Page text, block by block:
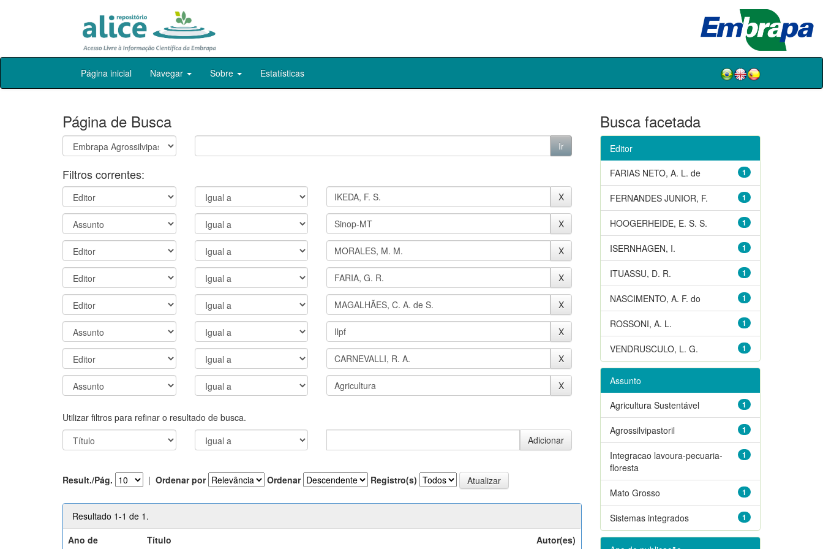
Skip
Página inicial Navegar Sobre Estatísticas
Página de Busca
Filtros correntes:
Utilizar filtros para refinar o resultado de busca.
Result./Pág. | Ordenar por Ordenar Registro(s)
Resultado 1-1 de 1.
Ano de
Título Autor(es)
Busca facetada
Editor
1
FARIAS NETO, A. L. de
1
FERNANDES JUNIOR, F.
1
HOOGERHEIDE, E. S. S.
1
ISERNHAGEN, I.
1
ITUASSU, D. R.
1
NASCIMENTO, A. F. do
1
ROSSONI, A. L.
1
VENDRUSCULO, L. G.
Assunto
1
Agricultura Sustentável
1
Agrossilvipastoril
1
Integracao lavoura-pecuaria-
floresta
1
Mato Grosso
1
Sistemas integrados